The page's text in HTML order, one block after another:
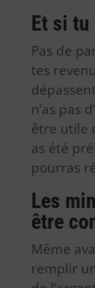
Et si tu
Pas de
tes
n’as pas
être utile
as été
pourras
Les
être
Même
remplir